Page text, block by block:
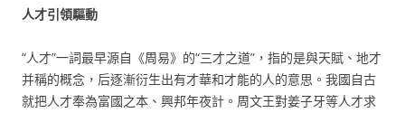
人才引領驅動
“人才”一詞最早源自《周易》的“三才之道”，指的是與天賦、地才
并稱的概念，后逐漸衍生出有才華和才能的人的意思。我國自古
就把人才奉為富國之本、興邦年夜計。周文王對姜子牙等人才求